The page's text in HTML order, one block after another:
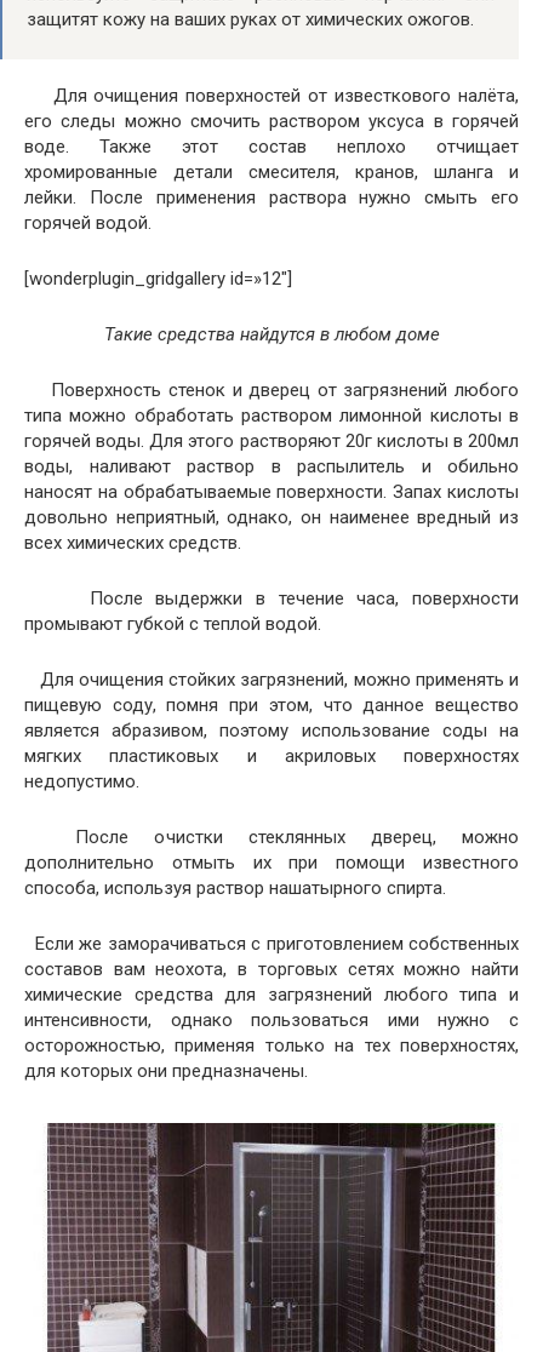
защитят кожу на ваших руках от химических ожогов.
Для очищения поверхностей от известкового налёта,
его следы можно смочить раствором уксуса в горячей
воде. Также этот состав неплохо отчищает
хромированные детали смесителя, кранов, шланга и
лейки. После применения раствора нужно смыть его
горячей водой.
[wonderplugin_gridgallery id=»12″]
Такие средства найдутся в любом доме
Поверхность стенок и дверец от загрязнений любого
типа можно обработать раствором лимонной кислоты в
горячей воды. Для этого растворяют 20г кислоты в 200мл
воды, наливают раствор в распылитель и обильно
наносят на обрабатываемые поверхности. Запах кислоты
довольно неприятный, однако, он наименее вредный из
всех химических средств.
После выдержки в течение часа, поверхности
промывают губкой с теплой водой.
Для очищения стойких загрязнений, можно применять и
пищевую соду, помня при этом, что данное вещество
является абразивом, поэтому использование соды на
мягких пластиковых и акриловых поверхностях
недопустимо.
После очистки стеклянных дверец, можно
дополнительно отмыть их при помощи известного
способа, используя раствор нашатырного спирта.
Если же заморачиваться с приготовлением собственных
составов вам неохота, в торговых сетях можно найти
химические средства для загрязнений любого типа и
интенсивности, однако пользоваться ими нужно с
осторожностью, применяя только на тех поверхностях,
для которых они предназначены.